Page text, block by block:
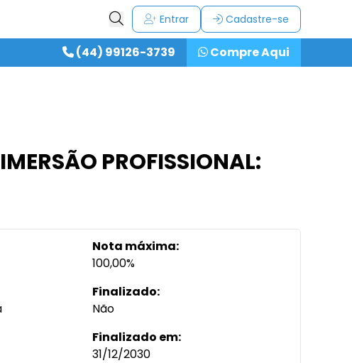
Entrar Cadastre-se
(44) 99126-3739 Compre Aqui
PROFISSIONAL:
Nota máxima:
100,00%
Finalizado:
Não
Finalizado em:
31/12/2030